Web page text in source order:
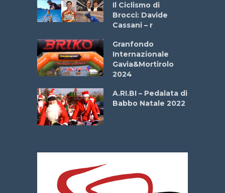
Il Ciclismo di
Brocci: Davide
Cassani – r
Granfondo
Internazionale
Gavia&Mortirolo
2024
A.RI.BI – Pedalata di
Babbo Natale 2022